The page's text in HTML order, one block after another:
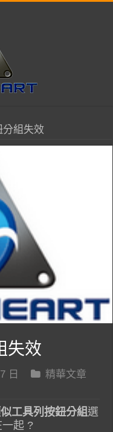
分組失效
失效
日
精華文章
工具列按鈕分組選
起 ?